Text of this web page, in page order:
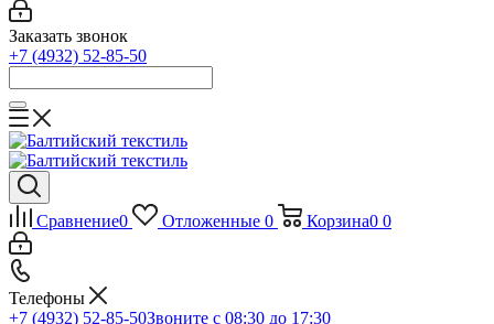
Заказать звонок
+7 (4932) 52-85-50
Сравнение0 Отложенные 0 Корзина0 0
Телефоны
+7 (4932) 52-85-50Звоните с 08:30 до 17:30